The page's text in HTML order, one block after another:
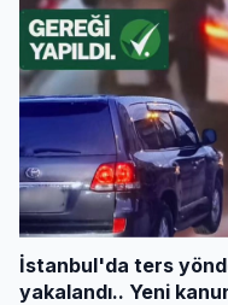
İstanbul'da ters
yakalandı.. Yeni